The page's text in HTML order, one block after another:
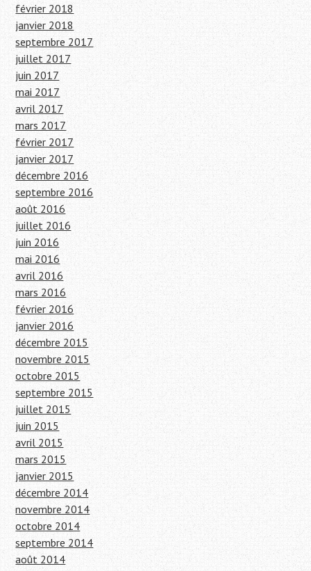
février 2018
janvier 2018
septembre 2017
juillet 2017
juin 2017
mai 2017
avril 2017
mars 2017
février 2017
janvier 2017
décembre 2016
septembre 2016
août 2016
juillet 2016
juin 2016
mai 2016
avril 2016
mars 2016
février 2016
janvier 2016
décembre 2015
novembre 2015
octobre 2015
septembre 2015
juillet 2015
juin 2015
avril 2015
mars 2015
janvier 2015
décembre 2014
novembre 2014
octobre 2014
septembre 2014
août 2014